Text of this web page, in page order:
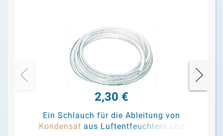
2,30 €
Ein Schlauch für die Ableitung von
Kondensat aus Luftentfeuchtern und